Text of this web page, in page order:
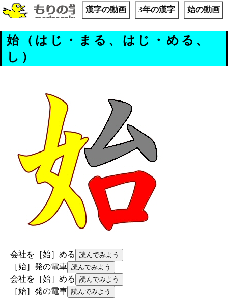
漢字の動画 3年の漢字 始の動画
始（はじ・まる、はじ・める、
し）
会社を［始］める
［始］発の電車
会社を［始］める
［始］発の電車